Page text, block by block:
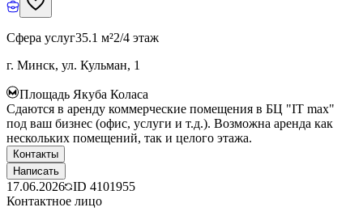
Сфера услуг35.1 м²2/4 этаж
г. Минск, ул. Кульман, 1
Площадь Якуба Коласа
Сдаются в аренду коммерческие помещения в БЦ "IT max"
под ваш бизнес (офис, услуги и т.д.). Возможна аренда как
нескольких помещений, так и целого этажа.
Контакты
Написать
17.06.2026 ID 4101955
Контактное лицо